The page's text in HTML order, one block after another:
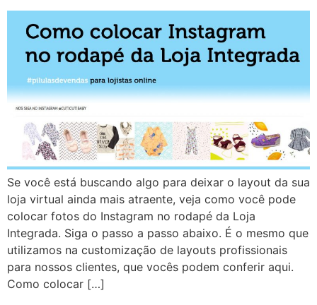
Se você está buscando algo para deixar o layout da sua
loja virtual ainda mais atraente, veja como você pode
colocar fotos do Instagram no rodapé da Loja
Integrada. Siga o passo a passo abaixo. É o mesmo que
utilizamos na customização de layouts profissionais
para nossos clientes, que vocês podem conferir aqui.
Como colocar […]